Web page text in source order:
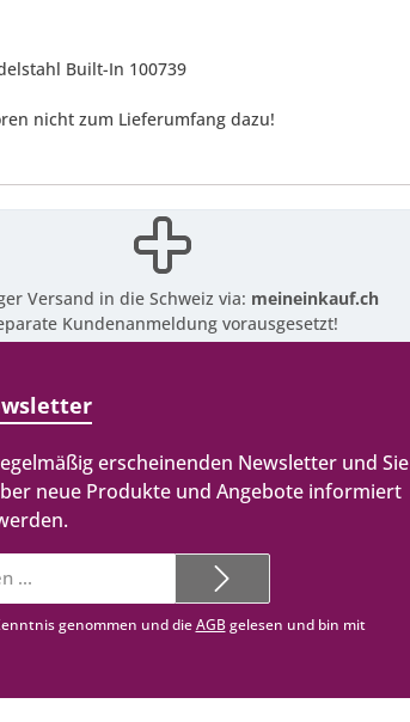
Built-In 100739
nicht zum Lieferumfang dazu!
Versand in die Schweiz via: meineinkauf.ch
Kundenanmeldung vorausgesetzt!
erscheinenden Newsletter und Sie
neue Produkte und Angebote informiert
genommen und dieAGBgelesen und bin mit